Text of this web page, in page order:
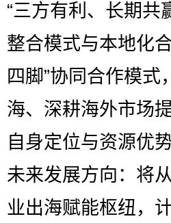
“三方有利、长期共
整合模式与本地化
四脚”协同合作模
海、深耕海外市场
自身定位与资源优
未来发展方向：将
业出海赋能枢纽，